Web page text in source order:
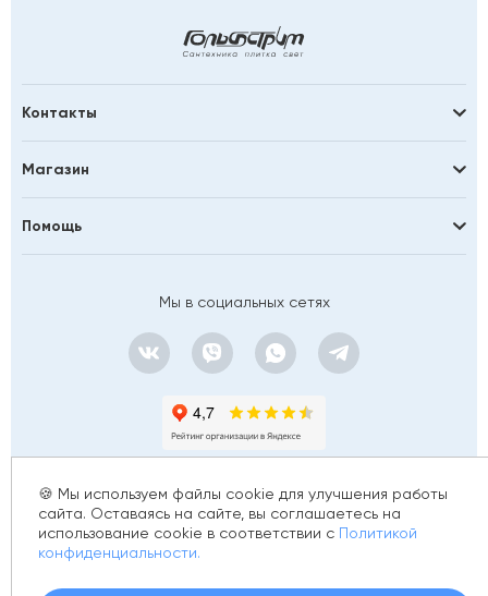
Контакты
Магазин
Помощь
Мы в социальных сетях
© 2012 - 2026 golfstim.ru
ОГРН 304370234902057
🍪 Мы используем файлы cookie для улучшения работы
сайта. Оставаясь на сайте, вы соглашаетесь на
использование cookie в соответствии с Политикой
конфиденциальности.